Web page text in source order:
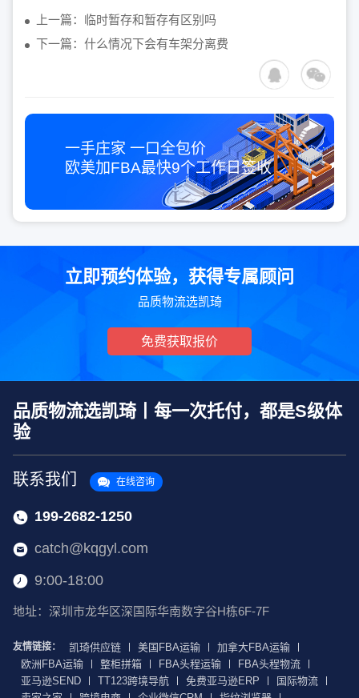
上一篇：临时暂存和暂存有区别吗
下一篇：什么情况下会有车架分离费
一手庄家 一口全包价
欧美加FBA最快9个工作日签收
立即预约体验，获得专属顾问
品质物流选凯琦
免费获取报价
品质物流选凯琦丨每一次托付，都是S级体
验
联系我们 在线咨询
199-2682-1250
catch@kqgyl.com
9:00-18:00
地址：深圳市龙华区深国际华南数字谷H栋6F-7F
友情链接： 凯琦供应链 美国FBA运输
加拿大FBA运输
欧洲FBA运输
整柜拼箱 FBA头程运输
FBA头程物流
亚马逊SEND
TT123跨境导航 免费亚马逊ERP
国际物流